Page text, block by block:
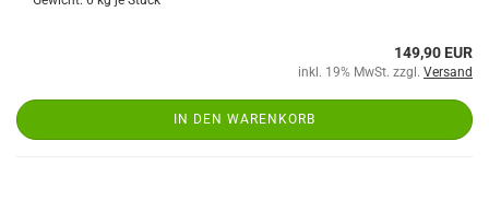
149,90 EUR
inkl. 19% MwSt. zzgl. Versand
IN DEN WARENKORB